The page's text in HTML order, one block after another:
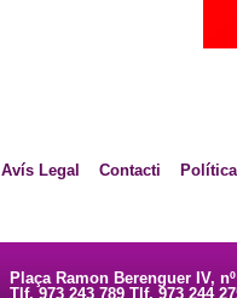
Avís Legal Contacti
Plaça Ramon Berenguer IV,
Tlf. 973 243 789 Tlf. 973 244